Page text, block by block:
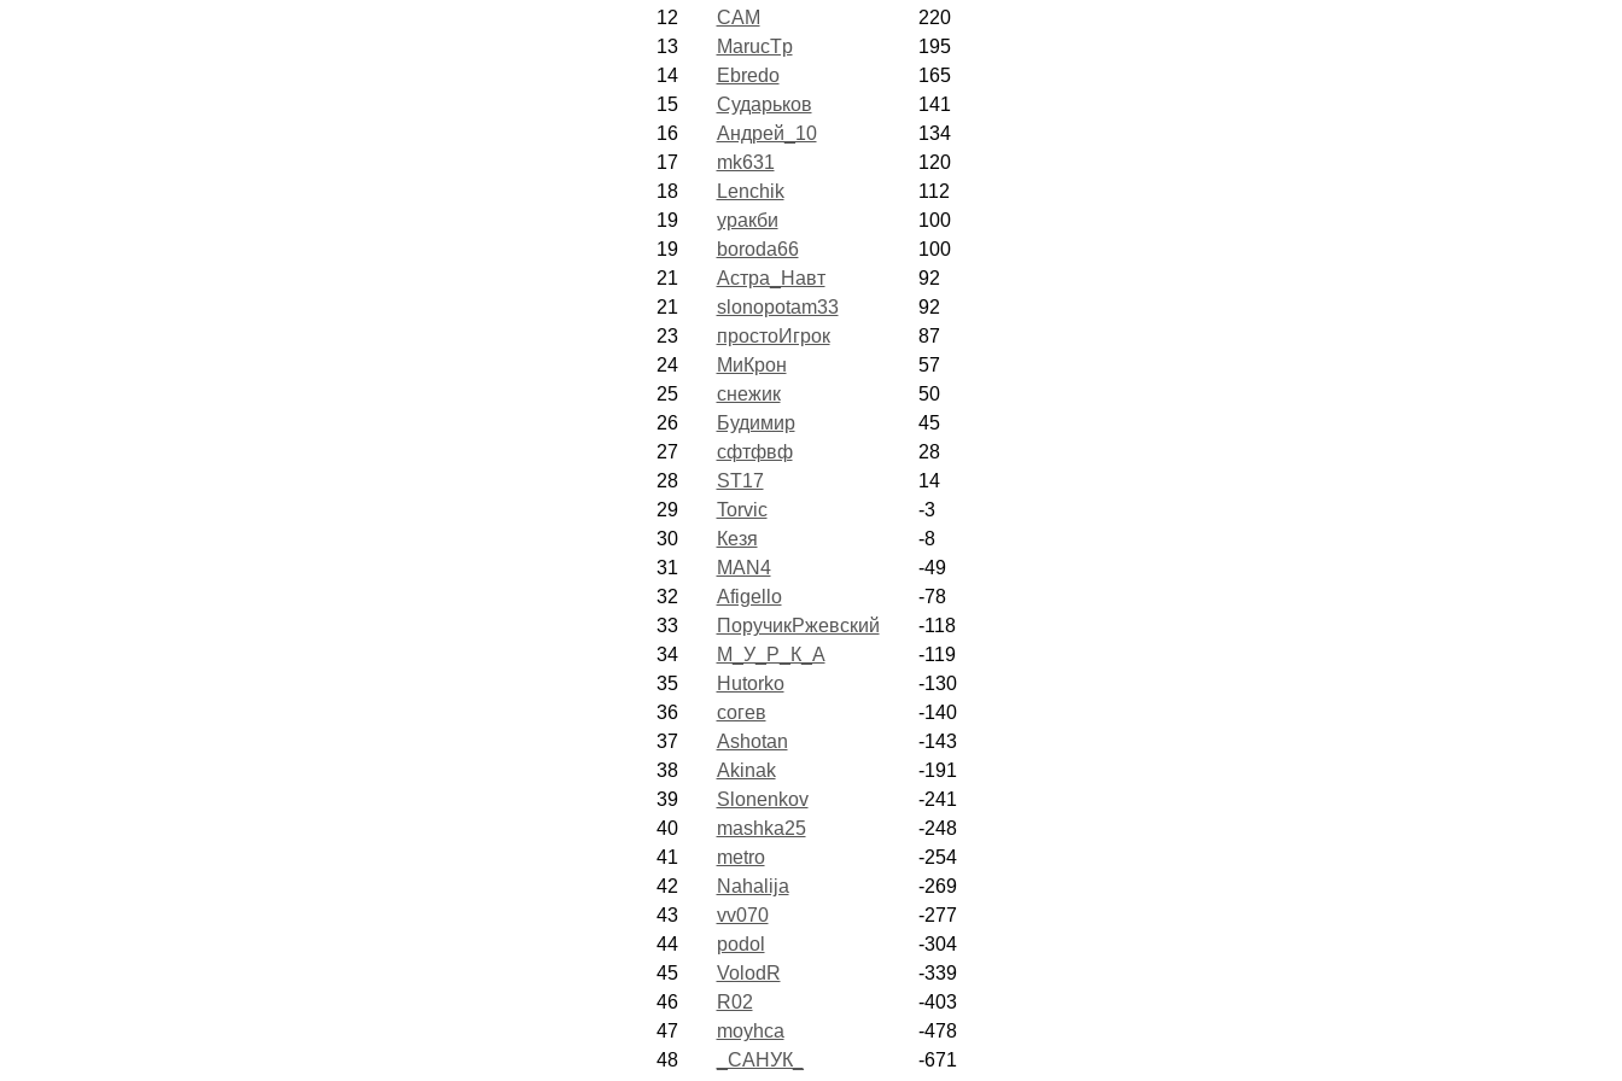
12 CAM
220
13
MarucTp
195
14
Ebredo
165
15
Сударьков
141
16
Андрей_10
134
17
mk631
120
18
Lenchik
112
19
уракби
100
19
boroda66
100
21
Астра_Навт
92
21
slonopotam33
92
23
простоИгрок
87
24
МиКрон
57
25
снежик
50
26
Будимир
45
27
сфтфвф
28
28
ST17
14
29
Torvic
-3
30
Кезя
-8
31
MAN4
-49
32
Afigello
-78
33
ПоручикРжевский
-118
34
М_У_Р_К_А
-119
35
Hutorko
-130
36
согев
-140
37
Ashotan
-143
38
Akinak
-191
39
Slonenkov
-241
40
mashka25
-248
41
metro
-254
42
Nahalija
-269
43
vv070
-277
44
podol
-304
45
VolodR
-339
46
R02
-403
47
moyhca
-478
48
_САНУК_
-671